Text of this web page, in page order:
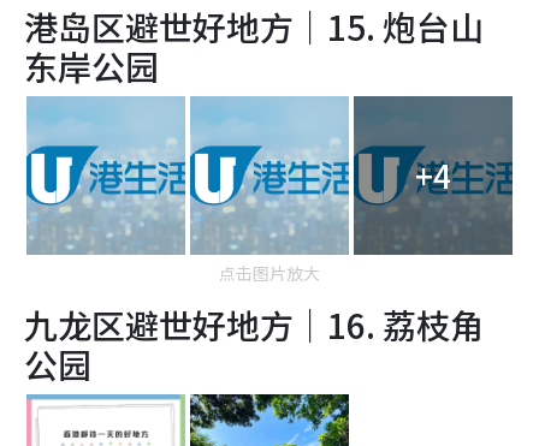
港岛区避世好地方｜15. 炮台山
东岸公园
+4
点击图片放大
九龙区避世好地方｜16. 荔枝角
公园